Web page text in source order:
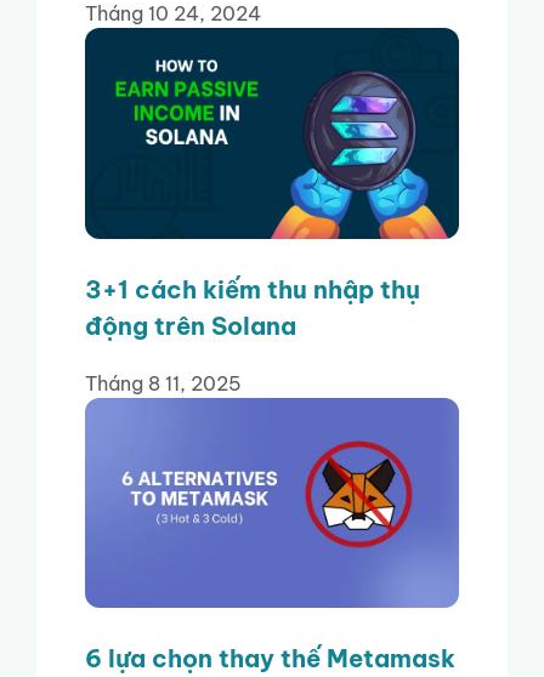
Tháng 10 24, 2024
3+1 cách kiếm thu nhập thụ
động trên Solana
Tháng 8 11, 2025
6 lựa chọn thay thế Metamask